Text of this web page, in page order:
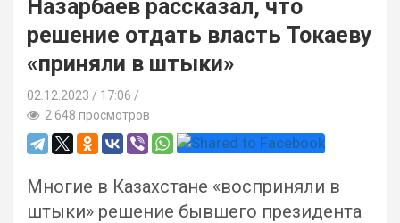
Назарбаев рассказал, что
решение отдать власть Токаеву
«приняли в штыки»
02.12.2023
17:06 /
2 648 просмотров
Многие в Казахстане «восприняли в
штыки» решение бывшего президента